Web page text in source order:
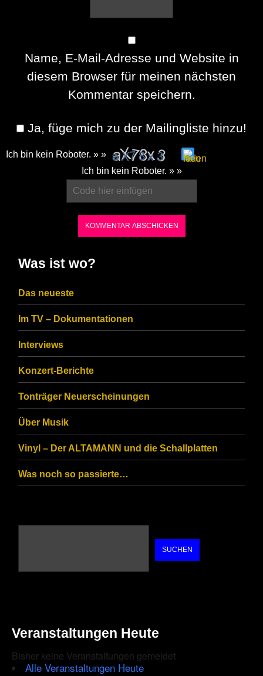
Name, E-Mail-Adresse und Website in
diesem Browser für meinen nächsten
Kommentar speichern.
Ja, füge mich zu der Mailingliste hinzu!
Ich bin kein Roboter. » »
CAPTCHA
ensure
that
you
are
human.
Ich bin kein Roboter. » »
Was ist wo?
Das neueste
Im TV – Dokumentationen
Interviews
Konzert-Berichte
Tonträger Neuerscheinungen
Über Musik
Vinyl – Der ALTAMANN und die Schallplatten
Was noch so passierte…
SUCHEN
Veranstaltungen Heute
Bisher keine Veranstaltungen gemeldet
Alle Veranstaltungen Heute